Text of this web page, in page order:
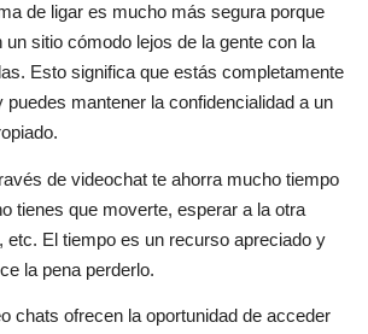
de ligar es mucho más segura porque
un sitio cómodo lejos de la gente con la
Esto significa que estás completamente
puedes mantener la confidencialidad a un
de videochat te ahorra mucho tiempo
tienes que moverte, esperar a la otra
etc. El tiempo es un recurso apreciado y
la pena perderlo.
chats ofrecen la oportunidad de acceder